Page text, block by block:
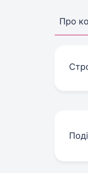
Про